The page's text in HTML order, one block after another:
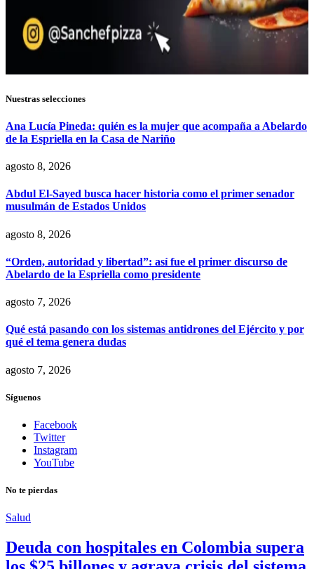
Nuestras selecciones
Ana Lucía Pineda: quién es la mujer que acompaña a Abelardo
de la Espriella en la Casa de Nariño
agosto 8, 2026
Abdul El-Sayed busca hacer historia como el primer senador
musulmán de Estados Unidos
agosto 8, 2026
“Orden, autoridad y libertad”: así fue el primer discurso de
Abelardo de la Espriella como presidente
agosto 7, 2026
Qué está pasando con los sistemas antidrones del Ejército y por
qué el tema genera dudas
agosto 7, 2026
Síguenos
Facebook
Twitter
Instagram
YouTube
No te pierdas
Salud
Deuda con hospitales en Colombia supera